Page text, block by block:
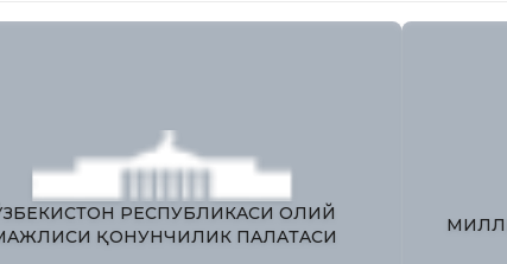
ЯГОНА ИНТЕРАКТИВ ДАВЛАТ
ХИЗМАТЛАРИ ПОРТАЛИ